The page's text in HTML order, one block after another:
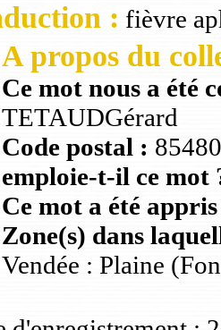
: fièvre
A propos du
Ce mot nous a été
TETAUDGérard
Code postal :
emploie-t-il ce mot
Ce mot a été
Zone(s) dans
Vendée : Plaine